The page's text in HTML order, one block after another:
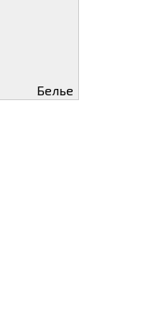
Белье